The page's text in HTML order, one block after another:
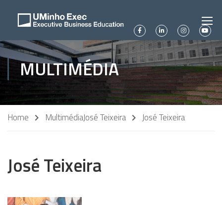
MULTIMÉDIA
Home MultimédiaJosé Teixeira José Teixeira
José Teixeira